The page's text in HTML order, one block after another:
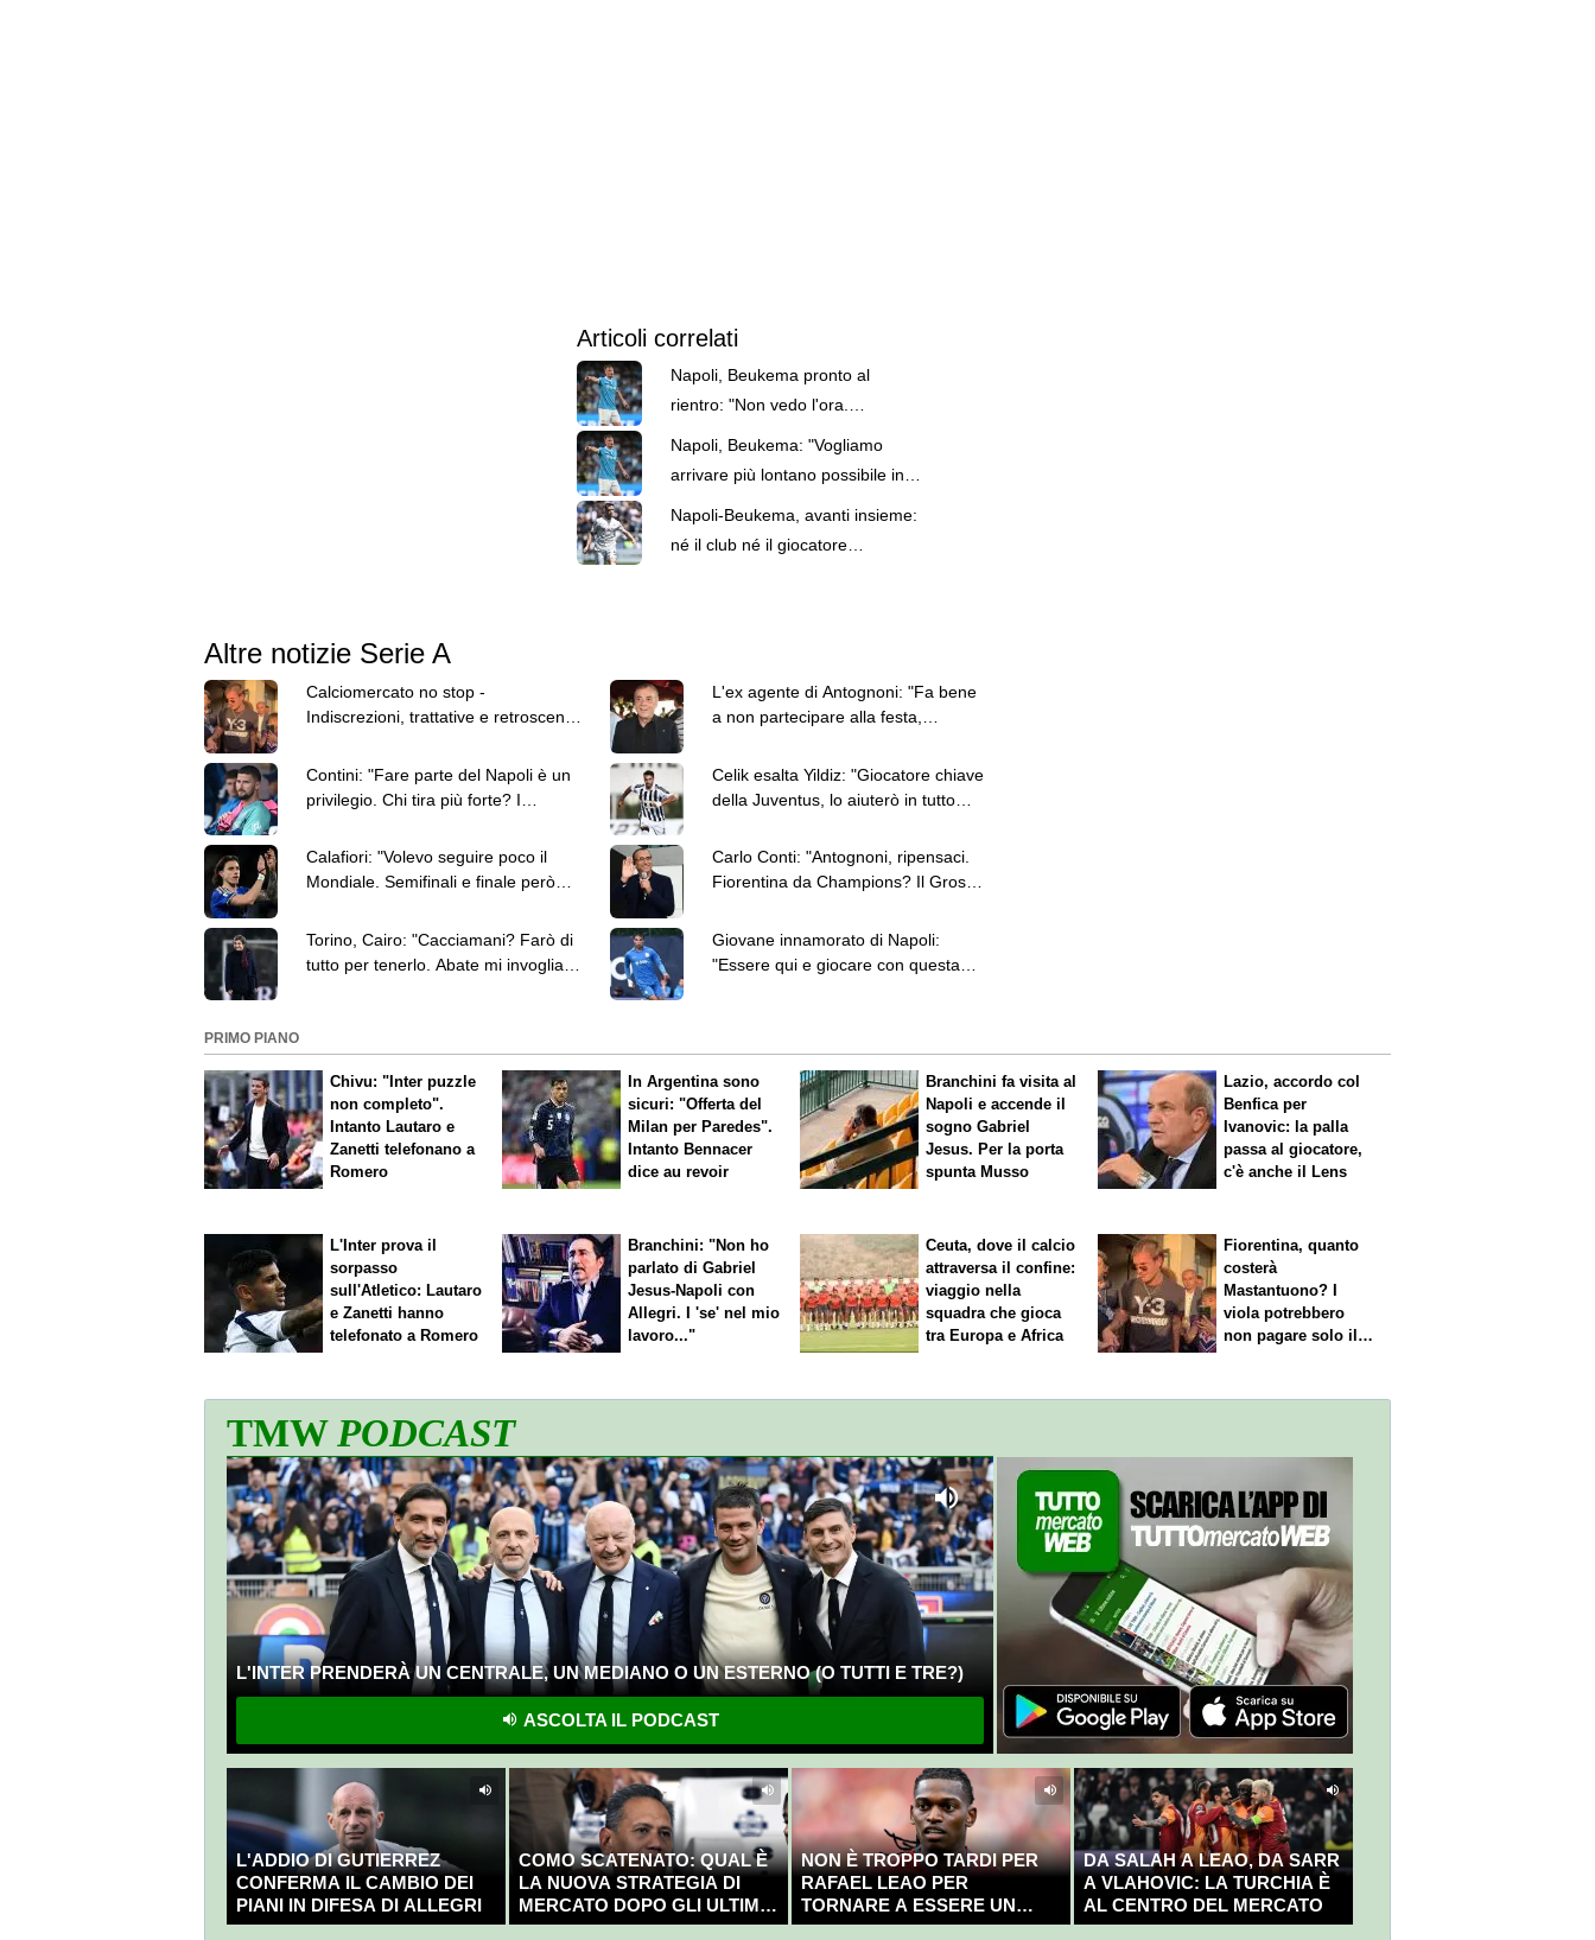
Articoli correlati
Napoli, Beukema pronto al
rientro: "Non vedo l'ora.
L'obiettivo è essere in
Champions a marzo"
Napoli, Beukema: "Vogliamo
arrivare più lontano possibile in
Napoli-Beukema, avanti insieme:
né il club né il giocatore
Altre notizie Serie A
Calciomercato no stop -
Indiscrezioni, trattative e retroscena
L'ex agente di Antognoni: "Fa bene
a non partecipare alla festa,
Contini: "Fare parte del Napoli è un
privilegio. Chi tira più forte? I
Celik esalta Yildiz: "Giocatore chiave
della Juventus, lo aiuterò in tutto
Calafiori: "Volevo seguire poco il
Mondiale. Semifinali e finale però
Carlo Conti: "Antognoni, ripensaci.
Fiorentina da Champions? Il Grosso
Torino, Cairo: "Cacciamani? Farò di
tutto per tenerlo. Abate mi invoglia a
Giovane innamorato di Napoli:
"Essere qui e giocare con questa
PRIMO PIANO
Chivu: "Inter puzzle
non completo".
Intanto Lautaro e
Zanetti telefonano a
Romero
In Argentina sono
sicuri: "Offerta del
Milan per Paredes".
Intanto Bennacer
diceau revoir
Branchini fa visita al
Napoli e accende il
sogno Gabriel
Jesus. Per la porta
spunta Musso
Lazio, accordo col
Benfica per
Ivanovic: la palla
passa al giocatore,
c'è anche il Lens
L'Inter prova il
sorpasso
sull'Atletico: Lautaro
e Zanetti hanno
telefonato a Romero
Branchini: "Non ho
parlato di Gabriel
Jesus-Napoli con
Allegri. I 'se' nel mio
lavoro..."
Ceuta, dove il calcio
attraversa il confine:
viaggio nella
squadra che gioca
tra Europa e Africa
Fiorentina, quanto
costerà
Mastantuono? I
viola potrebbero
non pagare solo il
TMWPODCAST
L'INTER PRENDERÀ UN CENTRALE, UN MEDIANO O UN ESTERNO (O TUTTI E TRE?)
ASCOLTA IL PODCAST
L'ADDIO DI GUTIERREZ
CONFERMA IL CAMBIO DEI
PIANI IN DIFESA DI ALLEGRI
COMO SCATENATO: QUAL È
LA NUOVA STRATEGIA DI
MERCATO DOPO GLI ULTIMI
COLPI?
NON È TROPPO TARDI PER
RAFAEL LEAO PER
TORNARE A ESSERE UN
CAMPIONE
DA SALAH A LEAO, DA SARR
A VLAHOVIC: LA TURCHIA È
AL CENTRO DEL MERCATO